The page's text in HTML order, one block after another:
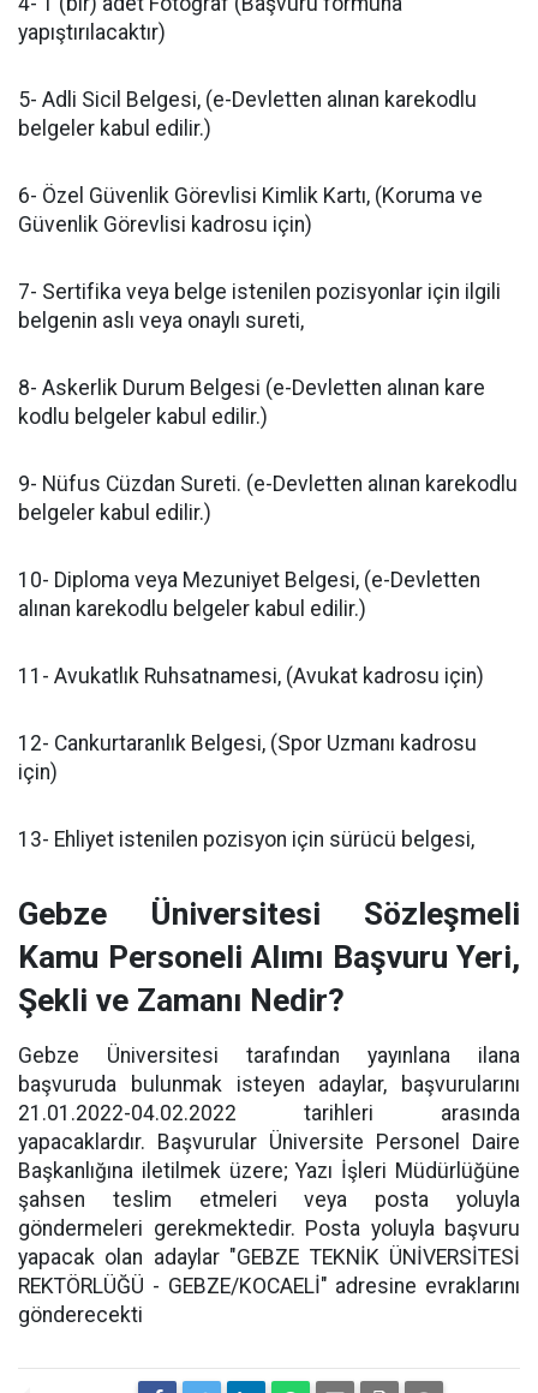
yapıştırılacaktır)
5- Adli Sicil Belgesi, (e-Devletten alınan karekodlu
belgeler kabul edilir.)
6- Özel Güvenlik Görevlisi Kimlik Kartı, (Koruma ve
Güvenlik Görevlisi kadrosu için)
7- Sertifika veya belge istenilen pozisyonlar için ilgili
belgenin aslı veya onaylı sureti,
8- Askerlik Durum Belgesi (e-Devletten alınan kare
kodlu belgeler kabul edilir.)
9- Nüfus Cüzdan Sureti. (e-Devletten alınan karekodlu
belgeler kabul edilir.)
10- Diploma veya Mezuniyet Belgesi, (e-Devletten
alınan karekodlu belgeler kabul edilir.)
11- Avukatlık Ruhsatnamesi, (Avukat kadrosu için)
12- Cankurtaranlık Belgesi, (Spor Uzmanı kadrosu
için)
13- Ehliyet istenilen pozisyon için sürücü belgesi,
Gebze Üniversitesi Sözleşmeli
Kamu Personeli Alımı Başvuru Yeri,
Şekli ve Zamanı Nedir?
Gebze Üniversitesi tarafından yayınlana ilana
başvuruda bulunmak isteyen adaylar, başvurularını
21.01.2022-04.02.2022 tarihleri arasında
yapacaklardır. Başvurular Üniversite Personel Daire
Başkanlığına iletilmek üzere; Yazı İşleri Müdürlüğüne
şahsen teslim etmeleri veya posta yoluyla
göndermeleri gerekmektedir. Posta yoluyla başvuru
yapacak olan adaylar "GEBZE TEKNİK ÜNİVERSİTESİ
REKTÖRLÜĞÜ - GEBZE/KOCAELİ" adresine evraklarını
gönderecekti